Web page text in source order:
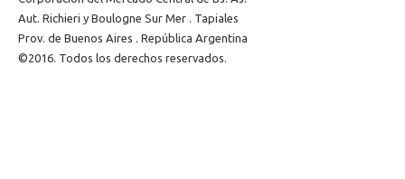
Aut. Richieri y Boulogne Sur Mer . Tapiales
Prov. de Buenos Aires . República Argentina
©2016. Todos los derechos reservados.